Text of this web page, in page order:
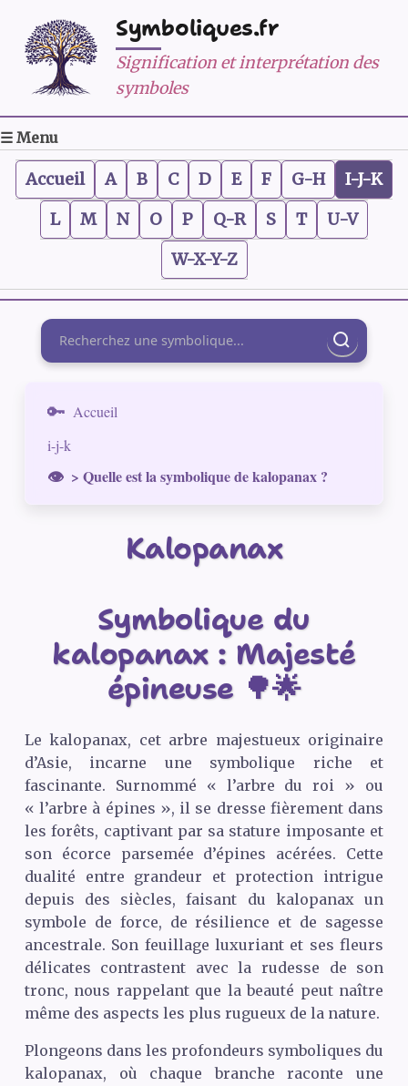
Symboliques.fr
Signification et interprétation des
symboles
☰ Menu
Accueil A B C D E F G-H
I-J-K
L
M N O P Q-R S T
U-V
W-X-Y-Z
Rechercher
Accueil
i-j-k
> Quelle est la symbolique de kalopanax ?
Kalopanax
Symbolique du
kalopanax : Majesté
épineuse 🌳🌟
Le kalopanax, cet arbre majestueux originaire
d’Asie, incarne une symbolique riche et
fascinante. Surnommé « l’arbre du roi » ou
« l’arbre à épines », il se dresse fièrement dans
les forêts, captivant par sa stature imposante et
son écorce parsemée d’épines acérées. Cette
dualité entre grandeur et protection intrigue
depuis des siècles, faisant du kalopanax un
symbole de force, de résilience et de sagesse
ancestrale. Son feuillage luxuriant et ses fleurs
délicates contrastent avec la rudesse de son
tronc, nous rappelant que la beauté peut naître
même des aspects les plus rugueux de la nature.
Plongeons dans les profondeurs symboliques du
kalopanax, où chaque branche raconte une